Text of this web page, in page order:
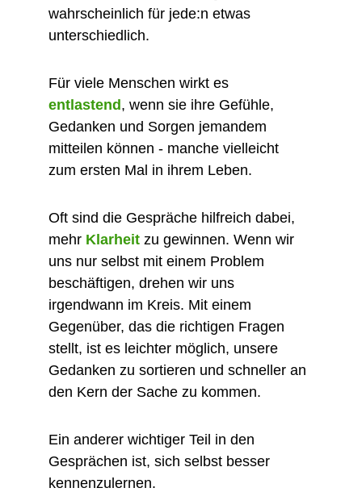
wahrscheinlich für jede:n etwas
unterschiedlich.
​Für viele Menschen wirkt es
entlastend , wenn sie ihre Gefühle,
Gedanken und Sorgen jemandem
mitteilen können - manche vielleicht
zum ersten Mal in ihrem Leben.
​Oft sind die Gespräche hilfreich dabei,
mehr Klarheit zu gewinnen. Wenn wir
uns nur selbst mit einem Problem
beschäftigen, drehen wir uns
irgendwann im Kreis. Mit einem
Gegenüber, das die richtigen Fragen
stellt, ist es leichter möglich, unsere
Gedanken zu sortieren und schneller an
den Kern der Sache zu kommen.
​​Ein anderer wichtiger Teil in den
Gesprächen ist, sich selbst besser
kennenzulernen.